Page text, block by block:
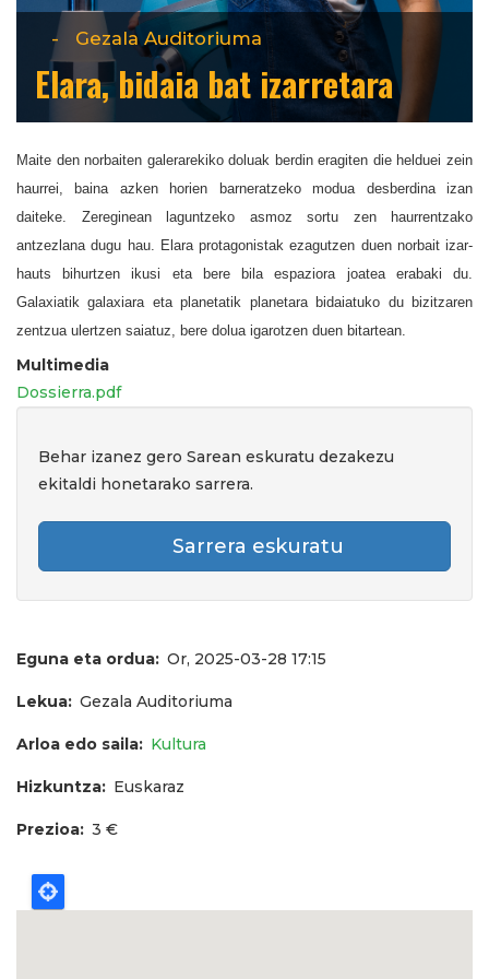
- Gezala Auditoriuma
Elara, bidaia bat izarretara
Maite den norbaiten galerarekiko doluak berdin eragiten die helduei zein
haurrei, baina azken horien barneratzeko modua desberdina izan
daiteke. Zereginean laguntzeko asmoz sortu zen haurrentzako
antzezlana dugu hau. Elara protagonistak ezagutzen duen norbait izar-
hauts bihurtzen ikusi eta bere bila espaziora joatea erabaki du.
Galaxiatik galaxiara eta planetatik planetara bidaiatuko du bizitzaren
zentzua ulertzen saiatuz, bere dolua igarotzen duen bitartean.
Multimedia
Dossierra.pdf
Behar izanez gero Sarean eskuratu dezakezu
ekitaldi honetarako sarrera.
Sarrera eskuratu
Eguna eta ordua Or, 2025-03-28 17:15
Lekua Gezala Auditoriuma
Arloa edo saila Kultura
Hizkuntza Euskaraz
Prezioa 3 €